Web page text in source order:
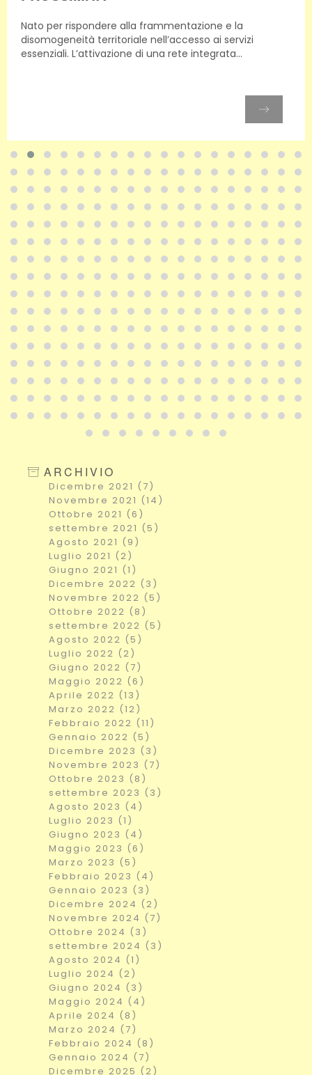
Nato per rispondere alla frammentazione e la
disomogeneità territoriale nell’accesso ai servizi
essenziali. L’attivazione di una rete integrata...
ARCHIVIO
Dicembre 2021 (7)
Novembre 2021 (14)
Ottobre 2021 (6)
settembre 2021 (5)
Agosto 2021 (9)
Luglio 2021 (2)
Giugno 2021 (1)
Dicembre 2022 (3)
Novembre 2022 (5)
Ottobre 2022 (8)
settembre 2022 (5)
Agosto 2022 (5)
Luglio 2022 (2)
Giugno 2022 (7)
Maggio 2022 (6)
Aprile 2022 (13)
Marzo 2022 (12)
Febbraio 2022 (11)
Gennaio 2022 (5)
Dicembre 2023 (3)
Novembre 2023 (7)
Ottobre 2023 (8)
settembre 2023 (3)
Agosto 2023 (4)
Luglio 2023 (1)
Giugno 2023 (4)
Maggio 2023 (6)
Marzo 2023 (5)
Febbraio 2023 (4)
Gennaio 2023 (3)
Dicembre 2024 (2)
Novembre 2024 (7)
Ottobre 2024 (3)
settembre 2024 (3)
Agosto 2024 (1)
Luglio 2024 (2)
Giugno 2024 (3)
Maggio 2024 (4)
Aprile 2024 (8)
Marzo 2024 (7)
Febbraio 2024 (8)
Gennaio 2024 (7)
Dicembre 2025 (2)